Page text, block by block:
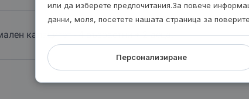
капацитет - 4 възрастни + 2 деца.
или да изберете предпочитания.За повече
данни, моля, посетете нашата страница за
Персонализиране